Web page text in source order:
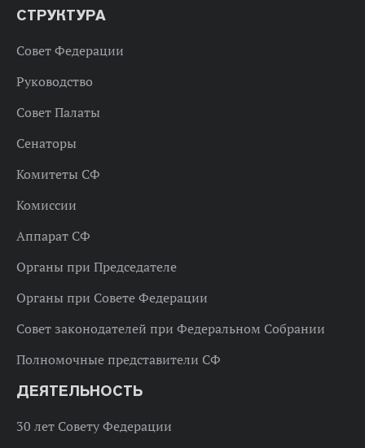
СТРУКТУРА
Совет Федерации
Руководство
Совет Палаты
Сенаторы
Комитеты СФ
Комиссии
Аппарат СФ
Органы при Председателе
Органы при Совете Федерации
Совет законодателей при Федеральном Собрании
Полномочные представители СФ
ДЕЯТЕЛЬНОСТЬ
30 лет Совету Федерации